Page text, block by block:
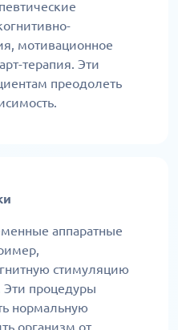
мотивационное
терапия. Эти
преодолеть
аппаратные
стимуляцию
процедуры
нормальную
организм от